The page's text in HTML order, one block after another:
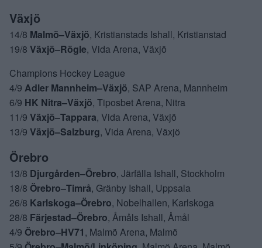
Växjö
14/8 Malmö–Växjö, Kristianstads Ishall, Kristianstad
19/8 Växjö–Rögle, Vida Arena, Växjö
Champions Hockey League
4/9 Adler Mannheim–Växjö, SAP Arena, Mannheim
6/9 HK Nitra–Växjö, Tiposbet Arena, Nitra
11/9 Växjö–Tappara, Vida Arena, Växjö
13/9 Växjö–Salzburg, Vida Arena, Växjö
Örebro
13/8 Djurgården–Örebro, Järfälla Ishall, Stockholm
18/8 Örebro–Timrå, Gränby Ishall, Uppsala
26/8 Karlskoga–Örebro, Nobelhallen, Karlskoga
28/8 Färjestad–Örebro, Åmåls Ishall, Åmål
4/9 Örebro–HV71, Malmö Arena, Malmö